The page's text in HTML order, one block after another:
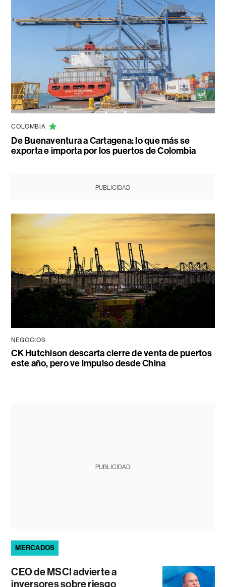
COLOMBIA
De Buenaventura a Cartagena: lo que más se
exporta e importa por los puertos de Colombia
PUBLICIDAD
NEGOCIOS
CK Hutchison descarta cierre de venta de puertos
este año, pero ve impulso desde China
PUBLICIDAD
MERCADOS
CEO de MSCI advierte a
inversores sobre riesgo